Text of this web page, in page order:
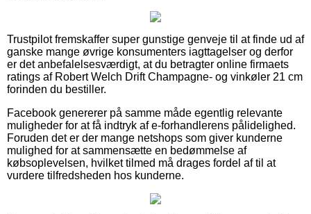
Trustpilot fremskaffer super gunstige genveje til at finde ud af
ganske mange øvrige konsumenters iagttagelser og derfor
er det anbefalelsesværdigt, at du betragter online firmaets
ratings af Robert Welch Drift Champagne- og vinkøler 21 cm
forinden du bestiller.
Facebook genererer på samme måde egentlig relevante
muligheder for at få indtryk af e-forhandlerens pålidelighed.
Foruden det er der mange netshops som giver kunderne
mulighed for at sammensætte en bedømmelse af
købsoplevelsen, hvilket tilmed må drages fordel af til at
vurdere tilfredsheden hos kunderne.